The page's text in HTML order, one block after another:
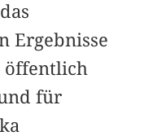
Ergebnisse
für